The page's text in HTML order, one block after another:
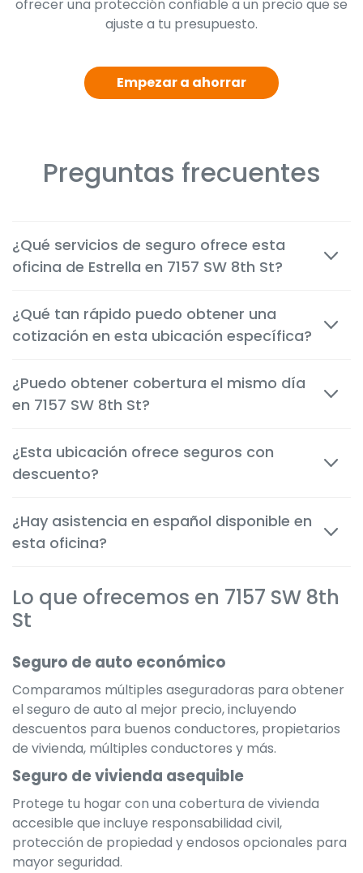
ofrecer una protección confiable a un precio que se
ajuste a tu presupuesto.
Empezar a ahorrar
Preguntas frecuentes
¿Qué servicios de seguro ofrece esta
oficina de Estrella en 7157 SW 8th St?
inquilinos, motocicleta, comerciales, de vida y de
salud, adaptados a las necesidades de los clientes en
¿Qué tan rápido puedo obtener una
cotización en esta ubicación específica?
cuestión de minutos, tanto en persona como por
teléfono, o por internet para que puedas tomar
¿Puedo obtener cobertura el mismo día
en 7157 SW 8th St?
suelen comenzar inmediatamente después de la
aprobación, brindándote protección instantánea.
¿Esta ubicación ofrece seguros con
descuento?
descuentos disponibles para obtener la tarifa más
económica posible según tu situación.
¿Hay asistencia en español disponible en
esta oficina?
servir mejor a la comunidad local y ofrecer una
experiencia clara y cómoda en el idioma que
Lo que ofrecemos en 7157 SW 8th
St
Seguro de auto económico
Comparamos múltiples aseguradoras para obtener
el seguro de auto al mejor precio, incluyendo
descuentos para buenos conductores, propietarios
de vivienda, múltiples conductores y más.
Seguro de vivienda asequible
Protege tu hogar con una cobertura de vivienda
accesible que incluye responsabilidad civil,
protección de propiedad y endosos opcionales para
mayor seguridad.